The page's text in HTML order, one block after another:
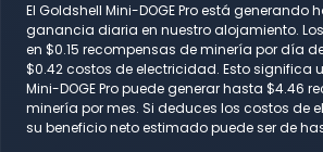
El Goldshell Mini-DOGE Pro está generando
ganancia diaria en nuestro alojamiento.
en $0.15 recompensas de minería por día
$0.42 costos de electricidad. Esto significa
Mini-DOGE Pro puede generar hasta $4.46
minería por mes. Si deduces los costos de
su beneficio neto estimado puede ser de